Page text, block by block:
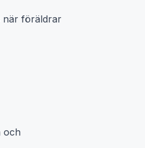
när föräldrar
och